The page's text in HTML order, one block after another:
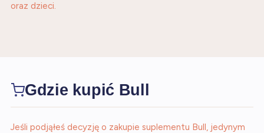
oraz dzieci.
Gdzie kupić Bull
Jeśli podjąłeś decyzję o zakupie suplementu Bull, jedynym